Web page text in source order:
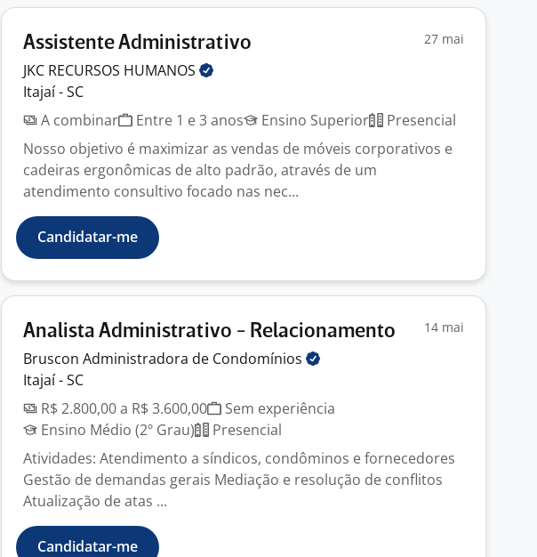
Assistente Administrativo 27 mai
JKC RECURSOS HUMANOS
Itajaí - SC
A combinar
Entre 1 e 3 anos Ensino Superior
Presencial
Nosso objetivo é maximizar as vendas de móveis corporativos e
cadeiras ergonômicas de alto padrão, através de um
atendimento consultivo focado nas nec...
Candidatar-me
Analista Administrativo - Relacionamento 14 mai
Bruscon Administradora de Condomínios
Itajaí - SC
R$ 2.800,00 a R$ 3.600,00
Sem experiência
Ensino Médio (2º Grau)
Presencial
Atividades: Atendimento a síndicos, condôminos e fornecedores
Gestão de demandas gerais Mediação e resolução de conflitos
Atualização de atas ...
Candidatar-me